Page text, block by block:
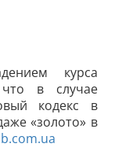
курса
в случае
кодекс в
«золото» в